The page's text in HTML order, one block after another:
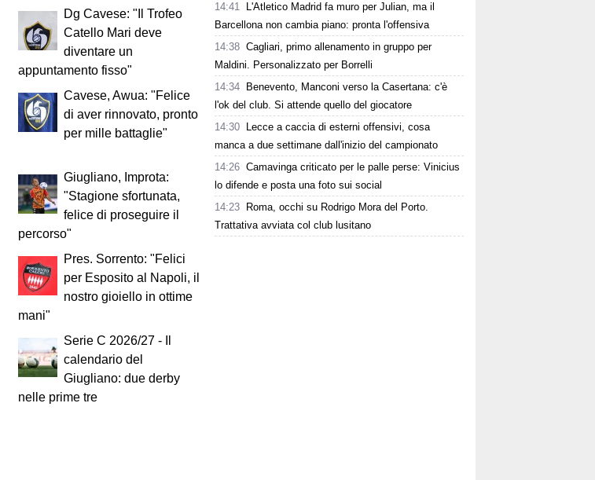
Dg Cavese: "Il Trofeo
Catello Mari deve
diventare un
appuntamento fisso"
Cavese, Awua: "Felice
di aver rinnovato, pronto
per mille battaglie"
Giugliano, Improta:
"Stagione sfortunata,
felice di proseguire il
percorso"
Pres. Sorrento: "Felici
per Esposito al Napoli, il
nostro gioiello in ottime
mani"
Serie C 2026/27 - Il
calendario del
Giugliano: due derby
nelle prime tre
14:41
L'Atletico Madrid fa muro per Julian, ma il
Barcellona non cambia piano: pronta l'offensiva
14:38 Cagliari, primo allenamento in gruppo per
Maldini. Personalizzato per Borrelli
14:34
Benevento, Manconi verso la Casertana: c'è
l'ok del club. Si attende quello del giocatore
14:30
Lecce a caccia di esterni offensivi, cosa
manca a due settimane dall'inizio del campionato
14:26 Camavinga criticato per le palle perse: Vinicius
lo difende e posta una foto sui social
14:23
Roma, occhi su Rodrigo Mora del Porto.
Trattativa avviata col club lusitano